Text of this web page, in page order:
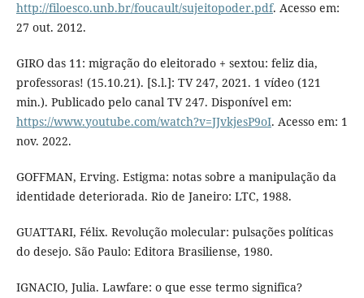
http://filoesco.unb.br/foucault/sujeitopoder.pdf. Acesso em:
27 out. 2012.
GIRO das 11: migração do eleitorado + sextou: feliz dia,
professoras! (15.10.21). [S.l.]: TV 247, 2021. 1 vídeo (121
min.). Publicado pelo canal TV 247. Disponível em:
https://www.youtube.com/watch?v=JJvkjesP9oI. Acesso em: 1
nov. 2022.
GOFFMAN, Erving. Estigma: notas sobre a manipulação da
identidade deteriorada. Rio de Janeiro: LTC, 1988.
GUATTARI, Félix. Revolução molecular: pulsações políticas
do desejo. São Paulo: Editora Brasiliense, 1980.
IGNACIO, Julia. Lawfare: o que esse termo significa?